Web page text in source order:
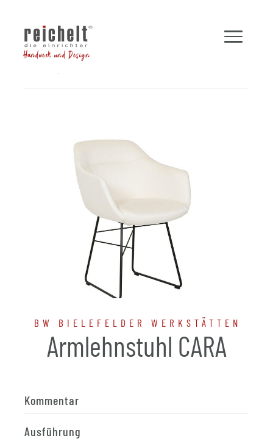
Handwerk und Design
BW BIELEFELDER WERKSTÄTTEN
Armlehnstuhl CARA
Kommentar
Ausführung